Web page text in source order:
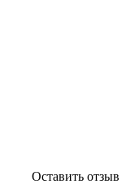
Оставить отзыв